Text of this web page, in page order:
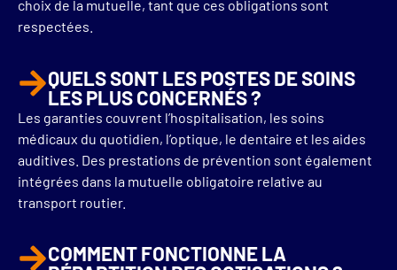
choix de la mutuelle, tant que ces obligations sont
respectées.
QUELS SONT LES POSTES DE SOINS
LES PLUS CONCERNÉS ?
Les garanties couvrent l’hospitalisation, les soins
médicaux du quotidien, l’optique, le dentaire et les aides
auditives. Des prestations de prévention sont également
intégrées dans la mutuelle obligatoire relative au
transport routier.
COMMENT FONCTIONNE LA